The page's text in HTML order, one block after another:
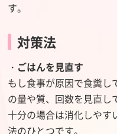
す。
対策法
・ ごはんを見直す
もし食事が原因で食糞し
の量や質、回数を見直し
十分の場合は消化しやす
法のひとつです。